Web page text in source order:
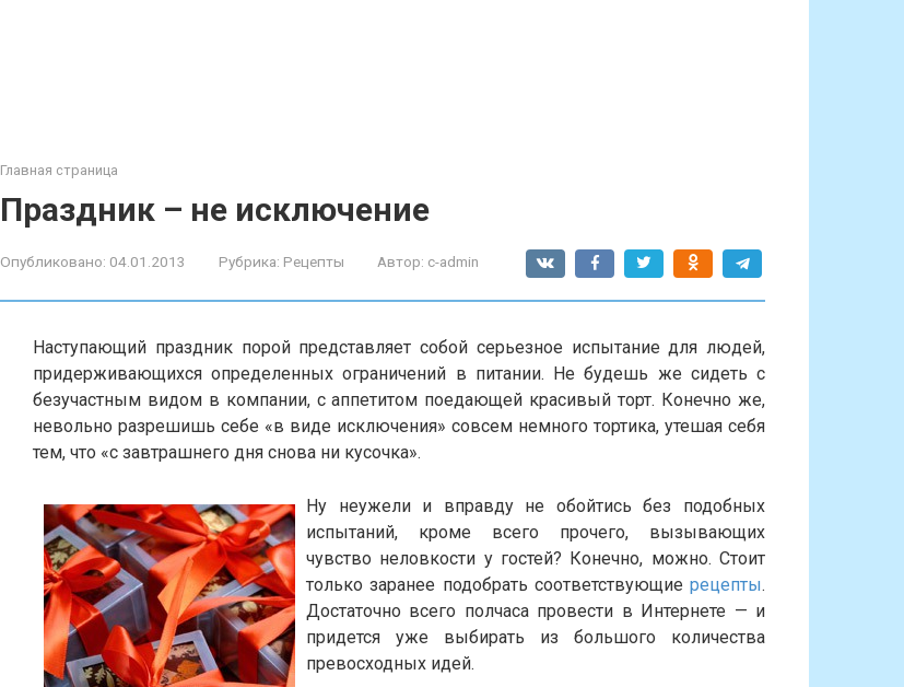
Главная страница
Праздник – не исключение
Опубликовано: 04.01.2013 Рубрика: Рецепты Автор: c-admin
Наступающий праздник порой представляет собой серьезное испытание для людей,
придерживающихся определенных ограничений в питании. Не будешь же сидеть с
безучастным видом в компании, с аппетитом поедающей красивый торт. Конечно же,
невольно разрешишь себе «в виде исключения» совсем немного тортика, утешая себя
тем, что «с завтрашнего дня снова ни кусочка».
Ну неужели и вправду не обойтись без подобных
испытаний, кроме всего прочего, вызывающих
чувство неловкости у гостей? Конечно, можно. Стоит
только заранее подобрать соответствующие рецепты.
Достаточно всего полчаса провести в Интернете — и
придется уже выбирать из большого количества
превосходных идей.